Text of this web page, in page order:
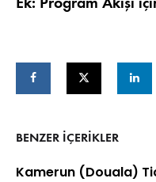
BENZER IÇERIKLER
Kamerun (Douala)